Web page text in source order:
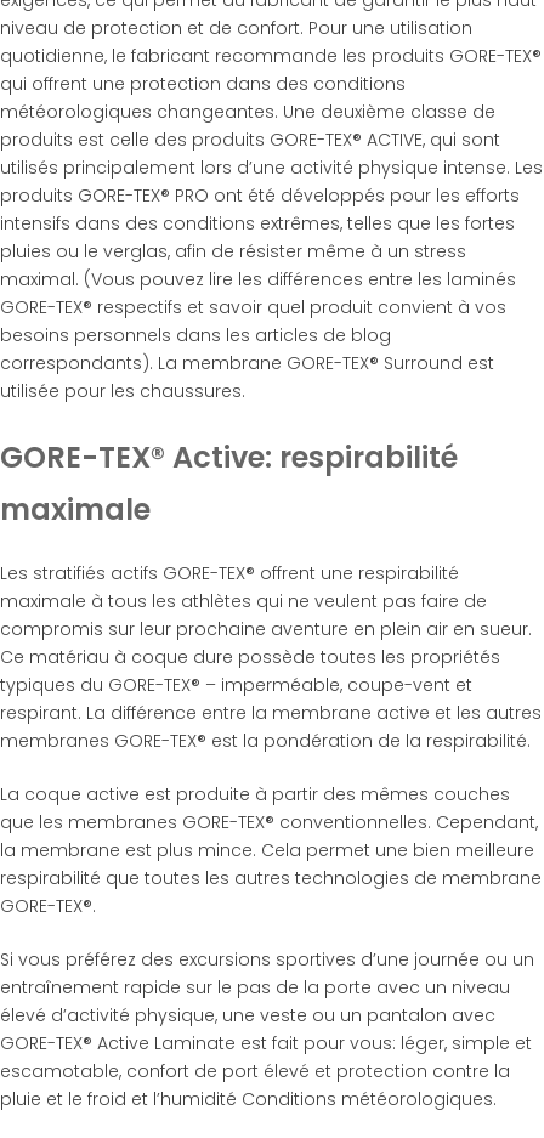
niveau de protection et de confort. Pour une utilisation
quotidienne, le fabricant recommande les produits GORE-TEX®
qui offrent une protection dans des conditions
météorologiques changeantes. Une deuxième classe de
produits est celle des produits GORE-TEX® ACTIVE, qui sont
utilisés principalement lors d’une activité physique intense. Les
produits GORE-TEX® PRO ont été développés pour les efforts
intensifs dans des conditions extrêmes, telles que les fortes
pluies ou le verglas, afin de résister même à un stress
maximal. (Vous pouvez lire les différences entre les laminés
GORE-TEX® respectifs et savoir quel produit convient à vos
besoins personnels dans les articles de blog
correspondants). La membrane GORE-TEX® Surround est
utilisée pour les chaussures.
GORE-TEX® Active: respirabilité
maximale
Les stratifiés actifs GORE-TEX® offrent une respirabilité
maximale à tous les athlètes qui ne veulent pas faire de
compromis sur leur prochaine aventure en plein air en sueur.
Ce matériau à coque dure possède toutes les propriétés
typiques du GORE-TEX® – imperméable, coupe-vent et
respirant. La différence entre la membrane active et les autres
membranes GORE-TEX® est la pondération de la respirabilité.
La coque active est produite à partir des mêmes couches
que les membranes GORE-TEX® conventionnelles. Cependant,
la membrane est plus mince. Cela permet une bien meilleure
respirabilité que toutes les autres technologies de membrane
GORE-TEX®.
Si vous préférez des excursions sportives d’une journée ou un
entraînement rapide sur le pas de la porte avec un niveau
élevé d’activité physique, une veste ou un pantalon avec
GORE-TEX® Active Laminate est fait pour vous: léger, simple et
escamotable, confort de port élevé et protection contre la
pluie et le froid et l’humidité Conditions météorologiques.